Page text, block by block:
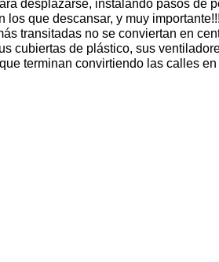
desplazarse, instalando pasos de
los que descansar, y muy
transitadas no se conviertan en
cubiertas de plástico, sus
terminan convirtiendo las calles